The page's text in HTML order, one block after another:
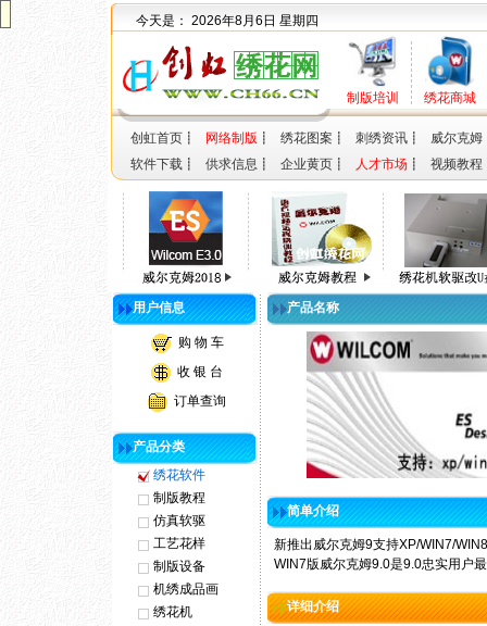
今天是： 2026年8月6日 星期四
制版培训 绣花商城
创虹首页 ┋ 网络制版 ┋ 绣花图案 ┋ 刺绣资讯 ┋ 威尔克姆
软件下载 ┋ 供求信息 ┋ 企业黄页 ┋ 人才市场 ┋ 视频教程
用户信息
购 物 车
收 银 台
订单查询
产品分类
绣花软件
制版教程
仿真软驱
工艺花样
制版设备
机绣成品画
绣花机
产品名称
简单介绍
新推出威尔克姆9支持XP/WIN7/
WIN7版威尔克姆9.0是9.0忠实用户
详细介绍